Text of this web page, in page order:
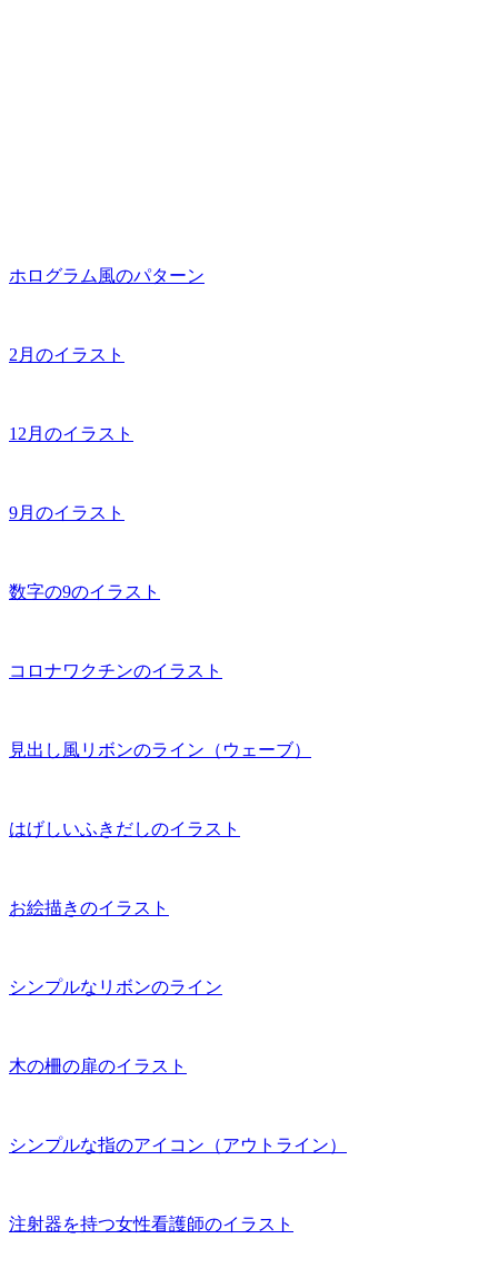
ホログラム風のパターン
2月のイラスト
12月のイラスト
9月のイラスト
数字の9のイラスト
コロナワクチンのイラスト
見出し風リボンのライン（ウェーブ）
はげしいふきだしのイラスト
お絵描きのイラスト
シンプルなリボンのライン
木の柵の扉のイラスト
シンプルな指のアイコン（アウトライン）
注射器を持つ女性看護師のイラスト